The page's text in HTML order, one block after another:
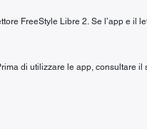
FreeStyle Libre 2. Se l’app e il
di utilizzare le app, consultare il